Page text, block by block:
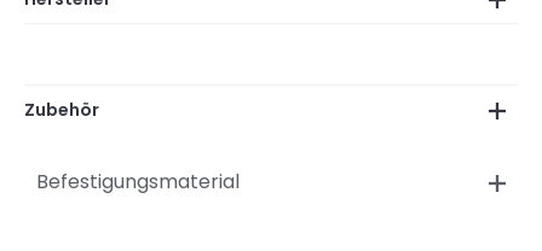
Zubehör
Befestigungsmaterial